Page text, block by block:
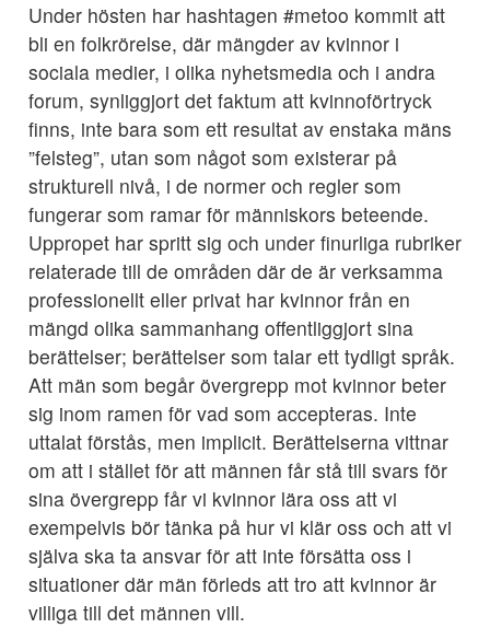
Under hösten har hashtagen #metoo kommit att
bli en folkrörelse, där mängder av kvinnor i
sociala medier, i olika nyhetsmedia och i andra
forum, synliggjort det faktum att kvinnoförtryck
finns, inte bara som ett resultat av enstaka mäns
”felsteg”, utan som något som existerar på
strukturell nivå, i de normer och regler som
fungerar som ramar för människors beteende.
Uppropet har spritt sig och under finurliga rubriker
relaterade till de områden där de är verksamma
professionellt eller privat har kvinnor från en
mängd olika sammanhang offentliggjort sina
berättelser; berättelser som talar ett tydligt språk.
Att män som begår övergrepp mot kvinnor beter
sig inom ramen för vad som accepteras. Inte
uttalat förstås, men implicit. Berättelserna vittnar
om att i stället för att männen får stå till svars för
sina övergrepp får vi kvinnor lära oss att vi
exempelvis bör tänka på hur vi klär oss och att vi
själva ska ta ansvar för att inte försätta oss i
situationer där män förleds att tro att kvinnor är
villiga till det männen vill.